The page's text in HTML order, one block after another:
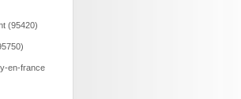
(95420)
en-france